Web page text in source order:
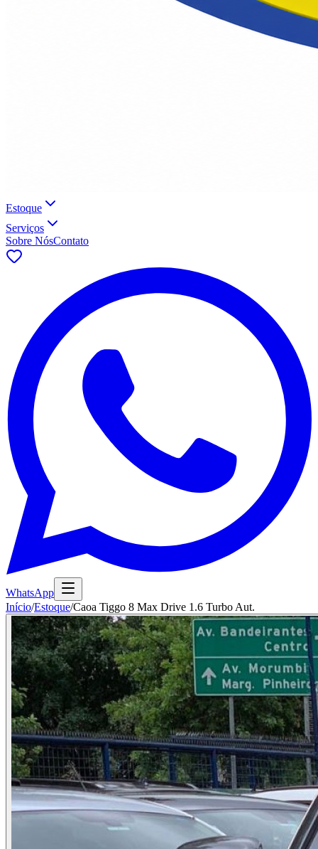
Estoque
Serviços
Sobre NósContato
WhatsApp
Início/Estoque/Caoa Tiggo 8 Max Drive 1.6 Turbo Aut.